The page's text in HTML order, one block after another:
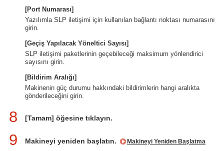
[Port Numarası]
Yazılımla SLP iletişimi için kullanılan bağlantı noktası numarasını
girin.
[Geçiş Yapılacak Yöneltici Sayısı]
SLP iletişimi paketlerinin geçebileceği maksimum yönlendirici
sayısını girin.
[Bildirim Aralığı]
Makinenin güç durumu hakkındaki bildirimlerin hangi aralıkta
gönderileceğini girin.
8 [Tamam] öğesine tıklayın.
9 Makineyi yeniden başlatın. Makineyi Yeniden Başlatma